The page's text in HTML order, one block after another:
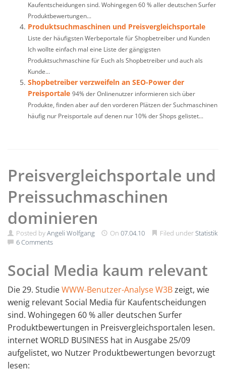
Kaufentscheidungen sind. Wohingegen 60 % aller deutschen Surfer
Produktbewertungen...
Produktsuchmaschinen und Preisvergleichsportale
Liste der häufigsten Werbeportale für Shopbetreiber und Kunden
Ich wollte einfach mal eine Liste der gängigsten
Produktsuchmaschine für Euch als Shopbetreiber und auch als
Kunde...
Shopbetreiber verzweifeln an SEO-Power der
Preisportale 94% der Onlinenutzer informieren sich über
Produkte, finden aber auf den vorderen Plätzen der Suchmaschinen
häufig nur Preisportale auf denen nur 10% der Shops gelistet...
Preisvergleichsportale und
Preissuchmaschinen
dominieren
Posted byAngeli Wolfgang On 07.04.10 Filed underStatistik
6 Comments
Social Media kaum relevant
Die 29. StudieWWW-Benutzer-Analyse W3Bzeigt, wie
wenig relevant Social Media für Kaufentscheidungen
sind. Wohingegen 60 % aller deutschen Surfer
Produktbewertungen in Preisvergleichsportalen lesen.
internet WORLD BUSINESS hat in Ausgabe 25/09
aufgelistet, wo Nutzer Produktbewertungen bevorzugt
lesen: